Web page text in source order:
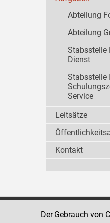
Abteilung
Abteilung
Stabsstelle
Dienst
Stabsstelle
Service
Leitsätze
Kontakt
Der Gebrauch von